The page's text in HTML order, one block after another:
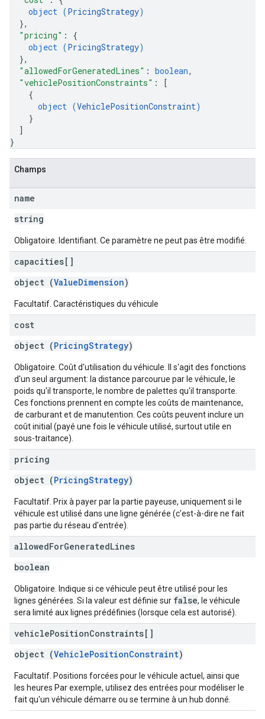
object (PricingStrategy)
},
"pricing" : {
object (PricingStrategy)
},
"allowedForGeneratedLines" : boolean,
"vehiclePositionConstraints" :
[
{
object (VehiclePositionConstraint)
}
]
}
Champs
name
string
Obligatoire. Identifiant. Ce paramètre ne peut pas être modifié.
capacities[]
object (ValueDimension)
Facultatif. Caractéristiques du véhicule
cost
object (PricingStrategy)
Obligatoire. Coût d'utilisation du véhicule. Il s'agit des fonctions
d'un seul argument: la distance parcourue par le véhicule, le
poids qu'il transporte, le nombre de palettes qu'il transporte.
Ces fonctions prennent en compte les coûts de maintenance,
de carburant et de manutention. Ces coûts peuvent inclure un
coût initial (payé une fois le véhicule utilisé, surtout utile en
sous-traitance).
pricing
object (PricingStrategy)
Facultatif. Prix à payer par la partie payeuse, uniquement si le
véhicule est utilisé dans une ligne générée (c'est-à-dire ne fait
pas partie du réseau d'entrée).
allowedForGeneratedLines
boolean
Obligatoire. Indique si ce véhicule peut être utilisé pour les
lignes générées. Si la valeur est définie sur false, le véhicule
sera limité aux lignes prédéfinies (lorsque cela est autorisé).
vehiclePositionConstraints[]
object (VehiclePositionConstraint)
Facultatif. Positions forcées pour le véhicule actuel, ainsi que
les heures Par exemple, utilisez des entrées pour modéliser le
fait qu'un véhicule démarre ou se termine à un hub donné.